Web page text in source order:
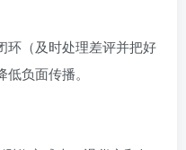
环（及时处理差评并把好
负面传播。